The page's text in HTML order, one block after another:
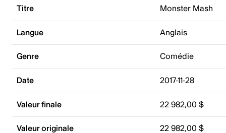
Titre Monster Mash
Langue Anglais
Genre Comédie
Date 2017-11-28
Valeur finale 22 982,00 $
Valeur originale 22 982,00 $